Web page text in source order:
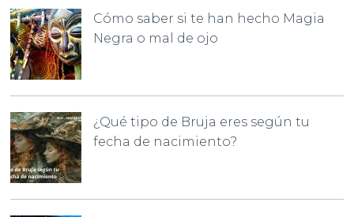
Cómo saber si te han hecho Magia
Negra o mal de ojo
¿Qué tipo de Bruja eres según tu
fecha de nacimiento?